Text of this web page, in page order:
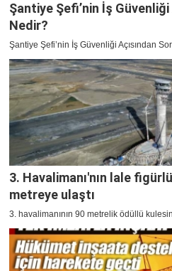
Şantiye Şefi’nin İş
Nedir?
Şantiye Şefi’nin İş Güvenliği Açısından
3. Havalimanı'nın lale
metreye ulaştı
3. havalimanının 90 metrelik ödüllü